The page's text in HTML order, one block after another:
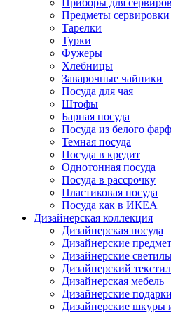
Приборы для
Предметы сервировки
Тарелки
Турки
Фужеры
Хлебницы
Заварочные чайники
Посуда для чая
Штофы
Барная посуда
Посуда из белого
Темная посуда
Посуда в кредит
Однотонная посуда
Посуда в рассрочку
Пластиковая посуда
Посуда как в ИКЕА
Дизайнерская коллекция
Дизайнерская посуда
Дизайнерские
Дизайнерские
Дизайнерский
Дизайнерская мебель
Дизайнерские
Дизайнерские шкуры